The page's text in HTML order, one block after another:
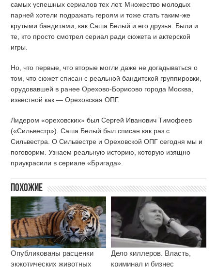
самых успешных сериалов тех лет. Множество молодых
парней хотели подражать героям и тоже стать таким-же
крутыми бандитами, как Саша Белый и его друзья. Были и
те, кто просто смотрел сериал ради сюжета и актерской
игры.
Но, что первые, что вторые могли даже не догадываться о
том, что сюжет списан с реальной бандитской группировки,
орудовавшей в ранее Орехово-Борисово города Москва,
известной как — Ореховская ОПГ.
Лидером «ореховских» был Сергей Иванович Тимофеев
(«Сильвестр»). Саша Белый был списан как раз с
Сильвестра. О Сильвестре и Ореховской ОПГ сегодня мы и
поговорим. Узнаем реальную историю, которую изящно
приукрасили в сериале «Бригада».
Похожие
Опубликованы расценки
экжотических животных
Дело киллеров. Власть,
криминал и бизнес